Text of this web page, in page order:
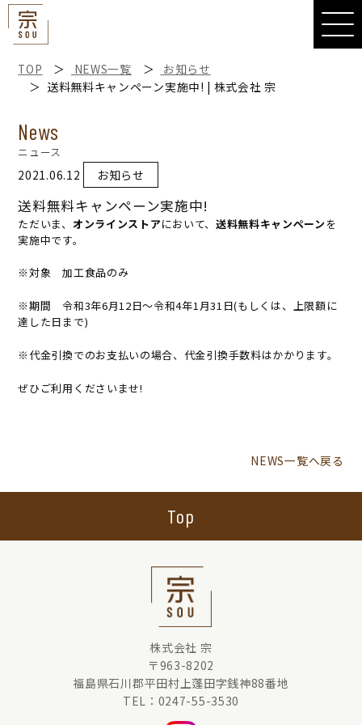
宗
TOP NEWS一覧
お知らせ
送料無料キャンペーン実施中! | 株式会社 宗
News
ニュース
2021.06.12 お知らせ
送料無料キャンペーン実施中!
ただいま、 オンラインストアにおいて、 送料無料キャンペーンを
実施中です。
※対象 加工食品のみ
※期間 令和3年6月12日～令和4年1月31日(もしくは、上限額に
達した日まで)
※代金引換でのお支払いの場合、代金引換手数料はかかります。
ぜひご利用くださいませ!
NEWS一覧へ戻る
Top
株式会社 宗
〒963-8202
福島県石川郡平田村上蓬田字銭神88番地
TEL：0247-55-3530